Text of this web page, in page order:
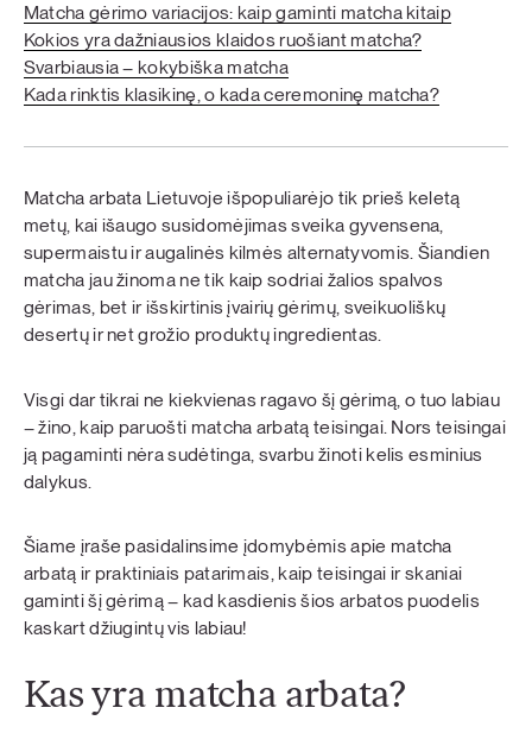
Matcha gėrimo variacijos: kaip gaminti matcha kitaip
Kokios yra dažniausios klaidos ruošiant matcha?
Svarbiausia – kokybiška matcha
Kada rinktis klasikinę, o kada ceremoninę matcha?
Matcha arbata Lietuvoje išpopuliarėjo tik prieš keletą
metų, kai išaugo susidomėjimas sveika gyvensena,
supermaistu ir augalinės kilmės alternatyvomis. Šiandien
matcha jau žinoma ne tik kaip sodriai žalios spalvos
gėrimas, bet ir išskirtinis įvairių gėrimų, sveikuoliškų
desertų ir net grožio produktų ingredientas.
Visgi dar tikrai ne kiekvienas ragavo šį gėrimą, o tuo labiau
– žino, kaip paruošti matcha arbatą teisingai. Nors teisingai
ją pagaminti nėra sudėtinga, svarbu žinoti kelis esminius
dalykus.
Šiame įraše pasidalinsime įdomybėmis apie matcha
arbatą ir praktiniais patarimais, kaip teisingai ir skaniai
gaminti šį gėrimą – kad kasdienis šios arbatos puodelis
kaskart džiugintų vis labiau!
Kas yra matcha arbata?